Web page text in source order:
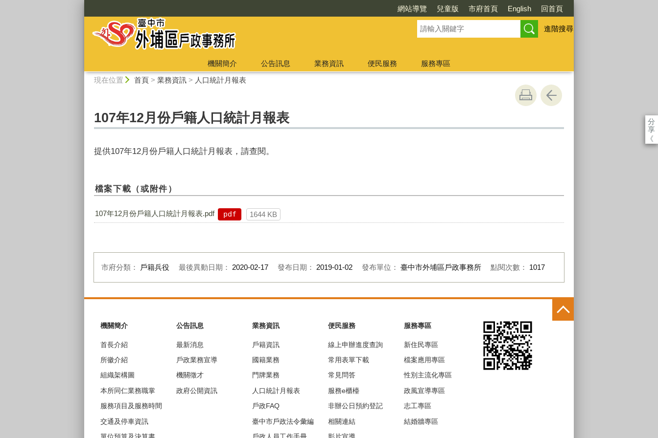
網站導覽 兒童版 市府首頁 English 回首頁
進階搜尋
機關簡介 公告訊息 業務資訊 便民服務
服務專區
現在位置 首頁> 業務資訊> 人口統計月報表
分
享
《
107年12月份戶籍人口統計月報表
提供107年12月份戶籍人口統計月報表，請查閱。
檔案下載（或附件）
107年12月份戶籍人口統計月報表.pdf pdf 1644 KB
市府分類： 戶籍兵役 最後異動日期： 2020-02-17 發布日期： 2019-01-02 發布單位： 臺中市外埔區戶政事務所 點閱次數： 1017
機關簡介
首長介紹
所徽介紹
組織架構圖
本所同仁業務職掌
服務項目及服務時間
交通及停車資訊
公告訊息
最新消息
戶政業務宣導
機關徵才
政府公開資訊
業務資訊
戶籍資訊
國籍業務
門牌業務
人口統計月報表
戶政FAQ
臺中市戶政法令彙編
便民服務
線上申辦進度查詢
常用表單下載
常見問答
服務e櫃檯
非辦公日預約登記
相關連結
服務專區
新住民專區
檔案應用專區
性別主流化專區
政風宣導專區
志工專區
結婚牆專區